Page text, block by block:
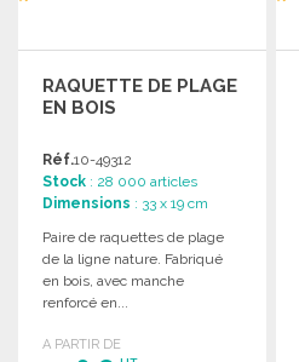
RAQUETTE DE PLAGE
EN BOIS
Réf.10-49312
Stock : 28 000 articles
Dimensions : 33 x 19 cm
Paire de raquettes de plage
de la ligne nature. Fabriqué
en bois, avec manche
renforcé en...
A PARTIR DE